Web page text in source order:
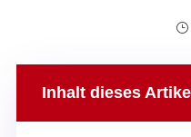
Inhalt dieses